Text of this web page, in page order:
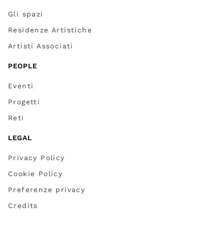
Gli spazi
Residenze Artistiche
Artisti Associati
PEOPLE
Eventi
Progetti
Reti
LEGAL
Privacy Policy
Cookie Policy
Preferenze privacy
Credits